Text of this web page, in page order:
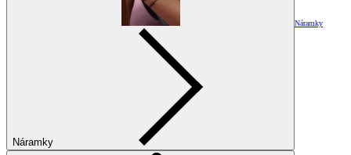
Náramky
Náramky